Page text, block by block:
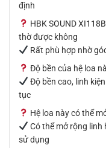
định
HBK SOUND
thờ được không
Rất phù hợp nhờ
Độ bền của hệ loa
Độ bền cao, linh
tục
Hệ loa này có thể
Có thể mở rộng linh
sử dụng